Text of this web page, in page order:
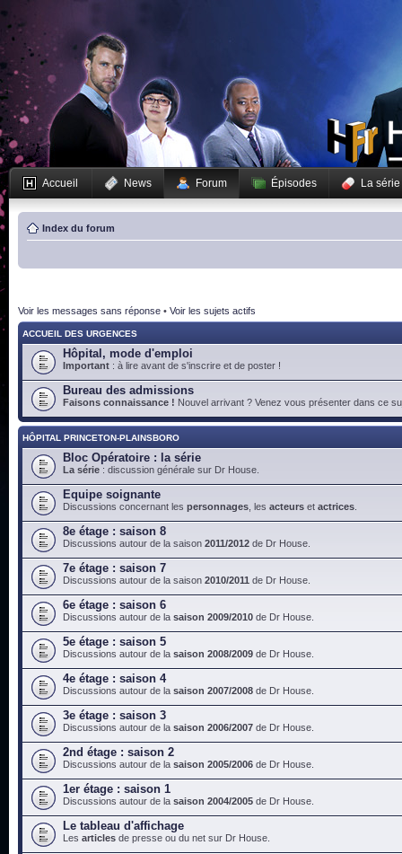
Accueil News Forum Épisodes La série
Index du forum
Voir les messages sans réponse • Voir les sujets actifs
ACCUEIL DES URGENCES
Hôpital, mode d'emploi
Important : à lire avant de s'inscrire et de poster !
Bureau des admissions
Faisons connaissance ! Nouvel arrivant ? Venez vous présenter dans ce
HÔPITAL PRINCETON-PLAINSBORO
Bloc Opératoire : la série
La série : discussion générale sur Dr House.
Equipe soignante
Discussions concernant les personnages , les acteurs et actrices
8e étage : saison 8
Discussions autour de la saison 2011/2012 de Dr House.
7e étage : saison 7
Discussions autour de la saison 2010/2011 de Dr House.
6e étage : saison 6
Discussions autour de la saison 2009/2010 de Dr House.
5e étage : saison 5
Discussions autour de la saison 2008/2009 de Dr House.
4e étage : saison 4
Discussions autour de la saison 2007/2008 de Dr House.
3e étage : saison 3
Discussions autour de la saison 2006/2007 de Dr House.
2nd étage : saison 2
Discussions autour de la saison 2005/2006 de Dr House.
1er étage : saison 1
Discussions autour de la saison 2004/2005 de Dr House.
Le tableau d'affichage
Les articles de presse ou du net sur Dr House.